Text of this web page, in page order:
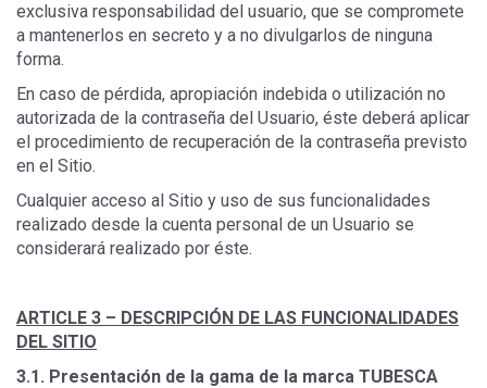
exclusiva responsabilidad del usuario, que se compromete
a mantenerlos en secreto y a no divulgarlos de ninguna
forma.
En caso de pérdida, apropiación indebida o utilización no
autorizada de la contraseña del Usuario, éste deberá aplicar
el procedimiento de recuperación de la contraseña previsto
en el Sitio.
Cualquier acceso al Sitio y uso de sus funcionalidades
realizado desde la cuenta personal de un Usuario se
considerará realizado por éste.
ARTICLE 3 – DESCRIPCIÓN DE LAS FUNCIONALIDADES
DEL SITIO
3.1. Presentación de la gama de la marca TUBESCA